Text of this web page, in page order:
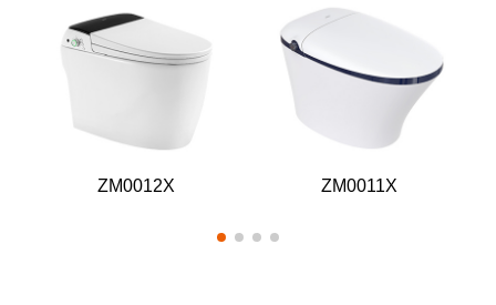
ZM0012X ZM0011X